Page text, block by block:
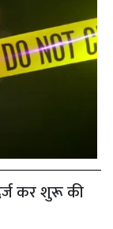
कर शुरू की